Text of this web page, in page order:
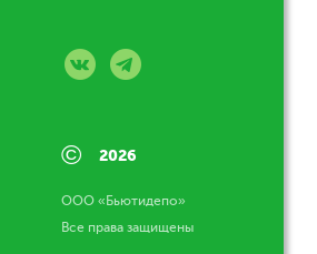
© 2026
ООО «Бьютидепо»
Все права защищены